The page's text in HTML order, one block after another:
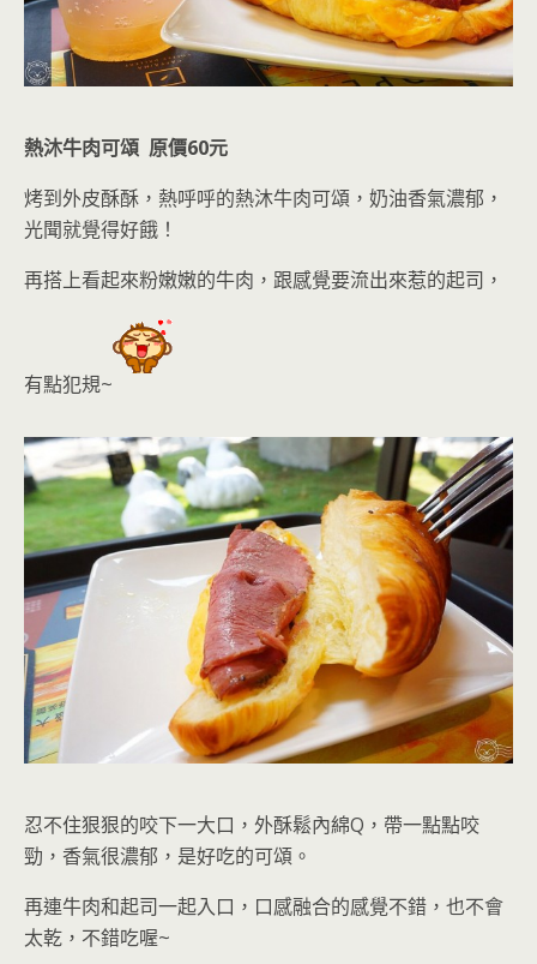
熱沐牛肉可頌 原價60元
烤到外皮酥酥，熱呼呼的熱沐牛肉可頌，奶油香氣濃郁 ，
光聞就覺得好餓！
再搭上看起來粉嫩嫩的牛肉，跟感覺要流出來惹的起司 ，
有點犯規~
忍不住狠狠的咬下一大口，外酥鬆內綿Q，帶一點點咬
勁，香氣很濃郁，是好吃的可頌。
再連牛肉和起司一起入口，口感融合的感覺不錯，也不會
太乾，不錯吃喔~